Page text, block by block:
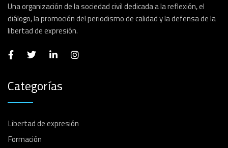
Una organización de la sociedad civil dedicada a la reflexión, el
diálogo, la promoción del periodismo de calidad y la defensa de la
libertad de expresión.
Categorías
Libertad de expresión
Formación